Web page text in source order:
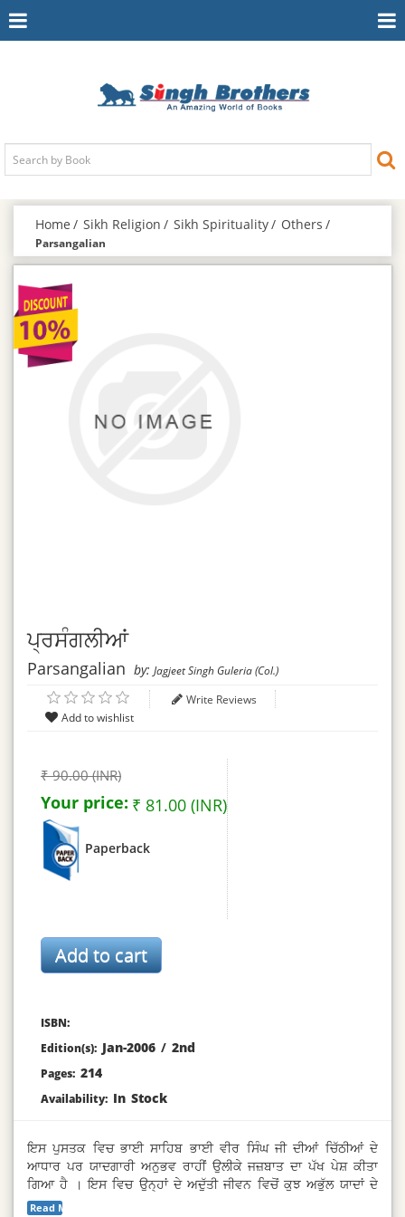
Toggle
Home Sikh Religion Sikh Spirituality Others
Parsangalian
ਪ੍ਰਸੰਗਲੀਆਂ
Parsangalian by: Jagjeet Singh Guleria (Col.)
Write Reviews
₹ 90.00 (INR)
Your price: ₹ 81.00 (INR)
Paperback
ISBN:
Edition(s): Jan-2006 / 2nd
Pages: 214
Availability: In Stock
ਇਸ ਪੁਸਤਕ ਵਿਚ ਭਾਈ ਸਾਹਿਬ ਭਾਈ ਵੀਰ ਸਿੰਘ ਜੀ ਦੀਆਂ ਚਿੱਠੀਆਂ ਦੇ
ਆਧਾਰ ਪਰ ਯਾਦਗਾਰੀ ਅਨੁਭਵ ਰਾਹੀਂ ਉਲੀਕੇ ਜਜ਼ਬਾਤ ਦਾ ਪੱਖ ਪੇਸ਼ ਕੀਤਾ
ਗਿਆ ਹੈ । ਇਸ ਵਿਚ ਉਨ੍ਹਾਂ ਦੇ ਅਦੁੱਤੀ ਜੀਵਨ ਵਿਚੋਂ ਕੁਝ ਅਭੁੱਲ ਯਾਦਾਂ ਦੇ
ਪ੍ਰਸੰਗ ਨੂੰ ਵਾਚਿਆ ਗਿਆ ਹੈ ।
Read More...